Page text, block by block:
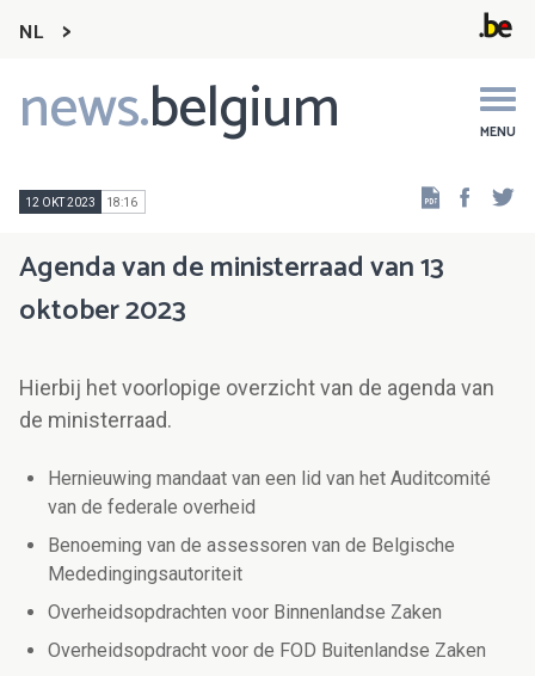
NL
news.belgium MENU
Main
navigation
12 OKT 2023 18:16
Agenda van de ministerraad van 13
oktober 2023
Hierbij het voorlopige overzicht van de agenda van
de ministerraad.
Hernieuwing mandaat van een lid van het Auditcomité
van de federale overheid
Benoeming van de assessoren van de Belgische
Mededingingsautoriteit
Overheidsopdrachten voor Binnenlandse Zaken
Overheidsopdracht voor de FOD Buitenlandse Zaken